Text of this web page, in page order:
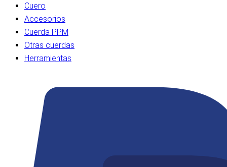
Cuero
Accesorios
Cuerda PPM
Otras cuerdas
Herramientas